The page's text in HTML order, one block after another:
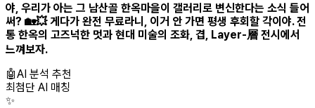
야, 우리가 아는 그 남산골 한옥마을이 갤러리로 변신한다는 소식 들어
써? 🏡💥 게다가 완전 무료라니, 이거 안 가면 평생 후회할 각이야. 전
통 한옥의 고즈넉한 멋과 현대 미술의 조화, 겹, Layer-層 전시에서
느껴보자.
🤖AI 분석 추천
최첨단 AI 매칭
✨